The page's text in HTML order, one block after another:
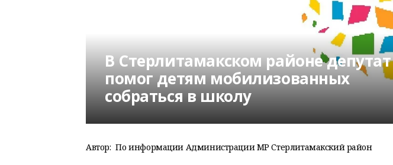
В Стерлитамакском районе депутат
помог детям мобилизованных
собраться в школу
Автор: По информации Администрации МР Стерлитамакский район